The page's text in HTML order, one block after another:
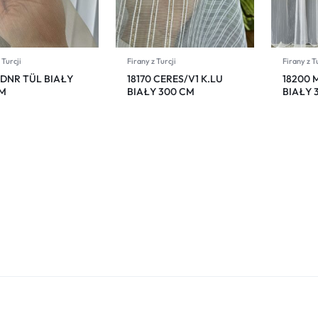
Turcji
TÜL BIAŁY
Firany z Turcji
18170 CERES/V1 K.LU
BIAŁY 300 CM
Firany z
18200
BIAŁY